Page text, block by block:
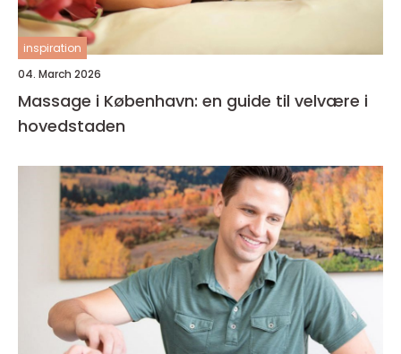
inspiration
04. March 2026
Massage i København: en guide til velvære i
hovedstaden